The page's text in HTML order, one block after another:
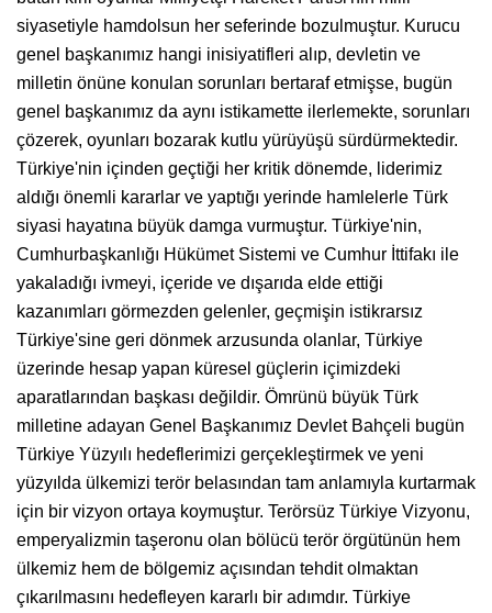
siyasetiyle hamdolsun her seferinde bozulmuştur. Kurucu
genel başkanımız hangi inisiyatifleri alıp, devletin ve
milletin önüne konulan sorunları bertaraf etmişse, bugün
genel başkanımız da aynı istikamette ilerlemekte, sorunları
çözerek, oyunları bozarak kutlu yürüyüşü sürdürmektedir.
Türkiye'nin içinden geçtiği her kritik dönemde, liderimiz
aldığı önemli kararlar ve yaptığı yerinde hamlelerle Türk
siyasi hayatına büyük damga vurmuştur. Türkiye'nin,
Cumhurbaşkanlığı Hükümet Sistemi ve Cumhur İttifakı ile
yakaladığı ivmeyi, içeride ve dışarıda elde ettiği
kazanımları görmezden gelenler, geçmişin istikrarsız
Türkiye'sine geri dönmek arzusunda olanlar, Türkiye
üzerinde hesap yapan küresel güçlerin içimizdeki
aparatlarından başkası değildir. Ömrünü büyük Türk
milletine adayan Genel Başkanımız Devlet Bahçeli bugün
Türkiye Yüzyılı hedeflerimizi gerçekleştirmek ve yeni
yüzyılda ülkemizi terör belasından tam anlamıyla kurtarmak
için bir vizyon ortaya koymuştur. Terörsüz Türkiye Vizyonu,
emperyalizmin taşeronu olan bölücü terör örgütünün hem
ülkemiz hem de bölgemiz açısından tehdit olmaktan
çıkarılmasını hedefleyen kararlı bir adımdır. Türkiye